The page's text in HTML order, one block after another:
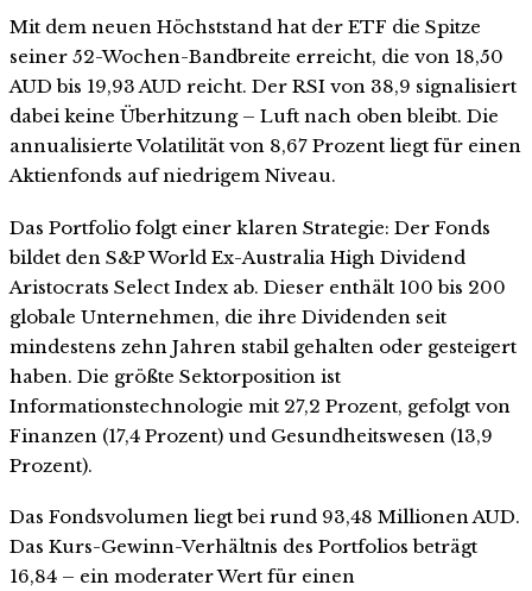
Mit dem neuen Höchststand hat der ETF die Spitze
seiner 52-Wochen-Bandbreite erreicht, die von 18,50
AUD bis 19,93 AUD reicht. Der RSI von 38,9 signalisiert
dabei keine Überhitzung – Luft nach oben bleibt. Die
annualisierte Volatilität von 8,67 Prozent liegt für einen
Aktienfonds auf niedrigem Niveau.
Das Portfolio folgt einer klaren Strategie: Der Fonds
bildet den S&P World Ex-Australia High Dividend
Aristocrats Select Index ab. Dieser enthält 100 bis 200
globale Unternehmen, die ihre Dividenden seit
mindestens zehn Jahren stabil gehalten oder gesteigert
haben. Die größte Sektorposition ist
Informationstechnologie mit 27,2 Prozent, gefolgt von
Finanzen (17,4 Prozent) und Gesundheitswesen (13,9
Prozent).
Das Fondsvolumen liegt bei rund 93,48 Millionen AUD.
Das Kurs-Gewinn-Verhältnis des Portfolios beträgt
16,84 – ein moderater Wert für einen